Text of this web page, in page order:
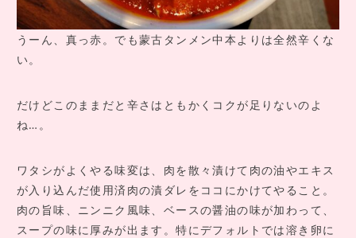
うーん、真っ赤。でも蒙古タンメン中本よりは全然辛くな
い。
だけどこのままだと辛さはともかくコクが足りないのよ
ね…。
ワタシがよくやる味変は、肉を散々漬けて肉の油やエキス
が入り込んだ使用済肉の漬ダレをココにかけてやること。
肉の旨味、ニンニク風味、ベースの醤油の味が加わって、
スープの味に厚みが出ます。特にデフォルトでは溶き卵に